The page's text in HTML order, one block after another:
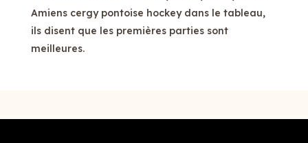
Amiens cergy pontoise hockey dans le tableau,
ils disent que les premières parties sont
meilleures.